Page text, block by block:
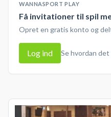
WANNASPORT PLAY
Få invitationer til spil
Opret en gratis konto og
Log ind Se hvordan